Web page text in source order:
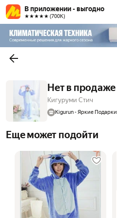
В приложении - выгодно
★★★★★ (700К)
Нет в продаже
Кигуруми Стич
Kigurun - Яркие Подарки
Еще может подойти